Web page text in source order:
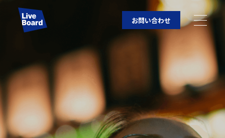
お問い合わせ
EN
企業情報
事業紹介
LIVE BOARDの取り組み
LIVE BOARD YouTubeチャンネル
狙い撃ちビジョン の動画はこちら
LIVE BOARD YouTubeチャンネル
狙い撃ちビジョン の動画はこちら